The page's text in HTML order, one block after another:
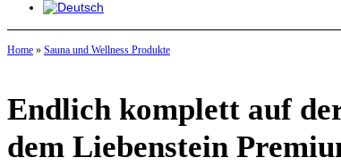
Home » Sauna und Wellness Produkte
Endlich komplett auf
dem Liebenstein